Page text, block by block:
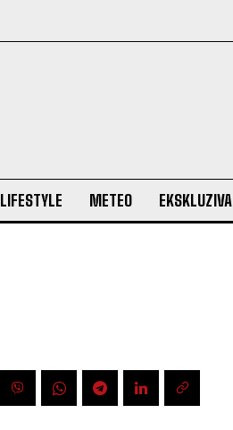
LIFESTYLE METEO EKSKLUZIVA